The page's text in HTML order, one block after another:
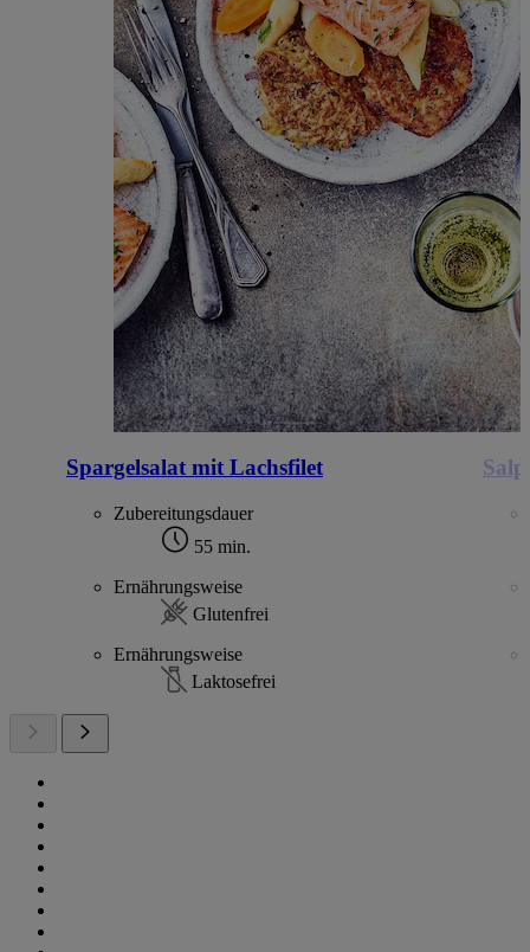
Spargelsalat mit Lachsfilet
Zubereitungsdauer
55 min.
Ernährungsweise
Glutenfrei
Ernährungsweise
Laktosefrei